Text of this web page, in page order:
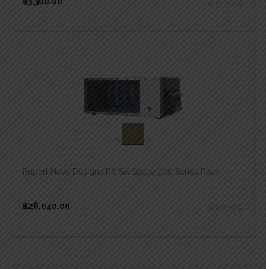
สอบถามและสั่งซื้อสินค้า
Rupert Neve Designs R6 Six Space 500 Series Rack
฿26,040.00